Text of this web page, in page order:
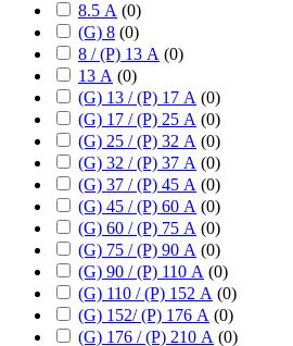
8.5 А (0)
(G) 8 (0)
8 / (P) 13 А (0)
13 А (0)
(G) 13 / (P) 17 А (0)
(G) 17 / (P) 25 А (0)
(G) 25 / (P) 32 А (0)
(G) 32 / (P) 37 А (0)
(G) 37 / (P) 45 А (0)
(G) 45 / (P) 60 А (0)
(G) 60 / (P) 75 А (0)
(G) 75 / (P) 90 А (0)
(G) 90 / (P) 110 А (0)
(G) 110 / (P) 152 А (0)
(G) 152/ (P) 176 А (0)
(G) 176 / (P) 210 А (0)